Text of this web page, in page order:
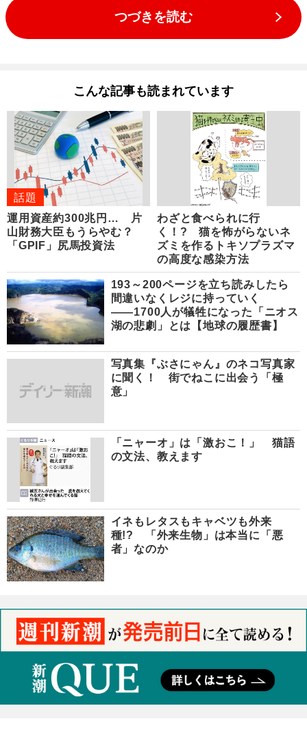
つづきを読む
こんな記事も読まれています
話題
運用資産約300兆円… 片
山財務大臣もうらやむ？
「GPIF」尻馬投資法
わざと食べられに行
く！? 猫を怖がらないネ
ズミを作るトキソプラズマ
の高度な感染方法
193～200ページを立ち読みしたら
間違いなくレジに持っていく
――1700人が犠牲になった「ニオス
湖の悲劇」とは【地球の履歴書】
写真集『ぶさにゃん』のネコ写真家
に聞く！ 街でねこに出会う「極
意」
「ニャーオ」は「激おこ！」 猫語
の文法、教えます
イネもレタスもキャベツも外来
種!? 「外来生物」は本当に「悪
者」なのか